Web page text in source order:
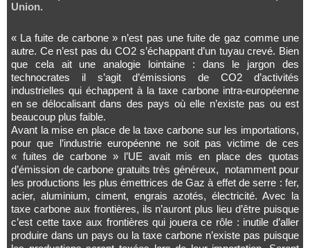
Union.
« La fuite de carbone » n’est pas une fuite de gaz comme une
autre. Ce n’est pas du CO2 s’échappant d’un tuyau crevé. Bien
que cela ait une analogie lointaine : dans le jargon des
technocrates il s’agit d’émissions de CO2 d’activités
industrielles qui échappent à la taxe carbone intra-européenne
en se délocalisant dans des pays où elle n’existe pas ou est
beaucoup plus faible.
Avant la mise en place de la taxe carbone sur les importations,
pour que l’industrie européenne ne soit pas victime de ces
« fuites de carbone » l’UE avait mis en place des quotas
d’émission de carbone gratuits très généreux, notamment pour
les productions les plus émettrices de Gaz à effet de serre : fer,
acier, aluminium, ciment, engrais azotés, électricité. Avec la
taxe carbone aux frontières, ils n’auront plus lieu d’être puisque
c’est cette taxe aux frontières qui jouera ce rôle : inutile d’aller
produire dans un pays ou la taxe carbone n’existe pas puisque